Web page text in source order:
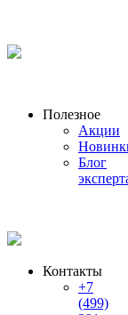
Полезное
Акции
Блог
Контакты
+7
(499)